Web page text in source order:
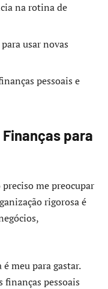
na rotina de
usar novas
pessoais e
para
me preocupar
rigorosa é
meu para gastar.
finanças pessoais